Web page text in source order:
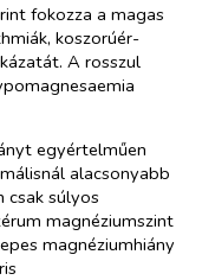
fokozza a magas
koszorúér-
A rosszul
egyértelműen
alacsonyabb
csak súlyos
magnéziumszint
magnéziumhiány